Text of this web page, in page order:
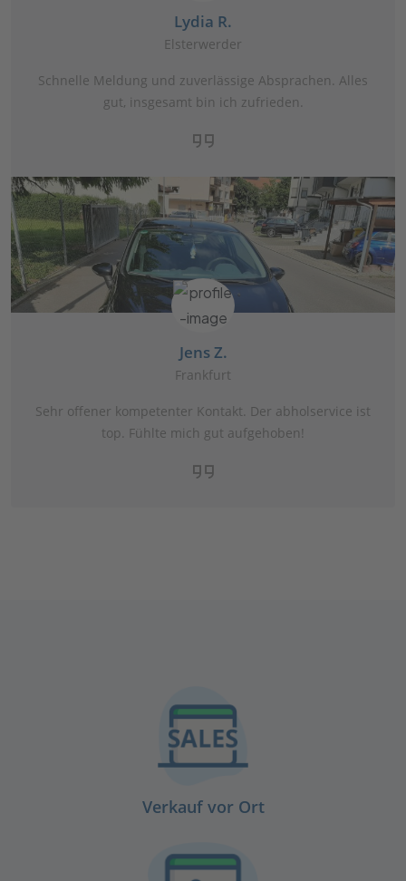
Lydia R.
Elsterwerder
Schnelle Meldung und zuverlässige Absprachen. Alles
gut, insgesamt bin ich zufrieden.
Jens Z.
Frankfurt
Sehr offener kompetenter Kontakt. Der abholservice ist
top. Fühlte mich gut aufgehoben!
Verkauf vor Ort